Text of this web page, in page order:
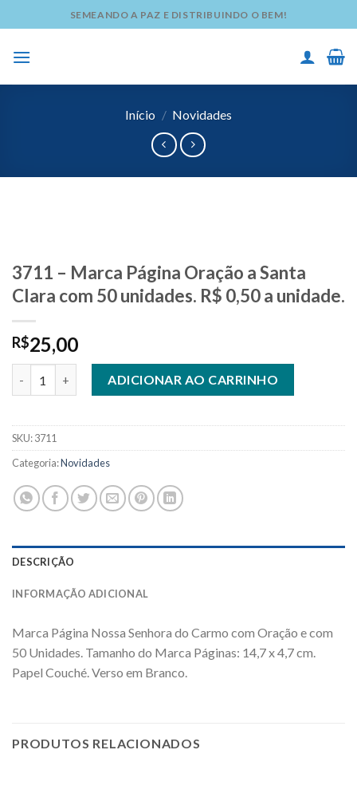
to
content
SEMEANDO A PAZ E DISTRIBUINDO O BEM!
Início / Novidades
3711 – Marca Página Oração a Santa
Clara com 50 unidades. R$ 0,50 a unidade.
R$25,00
ADICIONAR AO CARRINHO
SKU:3711
Categoria:Novidades
DESCRIÇÃO
INFORMAÇÃO ADICIONAL
Marca Página Nossa Senhora do Carmo com Oração e com
50 Unidades. Tamanho do Marca Páginas: 14,7 x 4,7 cm.
Papel Couché. Verso em Branco.
PRODUTOS RELACIONADOS